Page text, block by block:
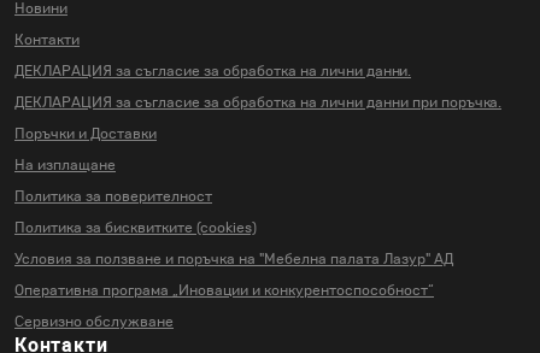
Новини
Контакти
ДЕКЛАРАЦИЯ за съгласие за обработка на лични данни.
ДЕКЛАРАЦИЯ за съгласие за обработка на лични данни при поръчка.
Поръчки и Доставки
На изплащане
Политика за поверителност
Политика за бисквитките (cookies)
Условия за ползване и поръчка на "Мебелна палата Лазур" АД
Оперативна програма „Иновации и конкурентоспособност“
Сервизно обслужване
Контакти